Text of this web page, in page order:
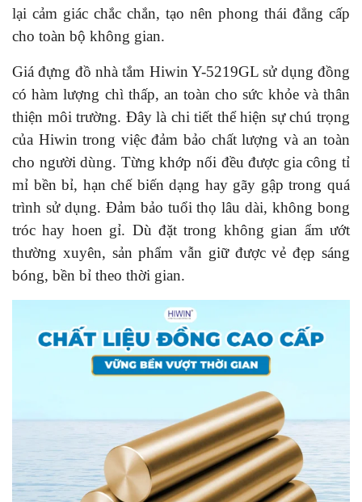
lại cảm giác chắc chắn, tạo nên phong thái đẳng cấp
cho toàn bộ không gian.
Giá đựng đồ nhà tắm Hiwin Y-5219GL sử dụng đồng
có hàm lượng chì thấp, an toàn cho sức khỏe và thân
thiện môi trường. Đây là chi tiết thể hiện sự chú trọng
của Hiwin trong việc đảm bảo chất lượng và an toàn
cho người dùng. Từng khớp nối đều được gia công tỉ
mỉ bền bỉ, hạn chế biến dạng hay gãy gập trong quá
trình sử dụng. Đảm bảo tuổi thọ lâu dài, không bong
tróc hay hoen gỉ. Dù đặt trong không gian ẩm ướt
thường xuyên, sản phẩm vẫn giữ được vẻ đẹp sáng
bóng, bền bỉ theo thời gian.